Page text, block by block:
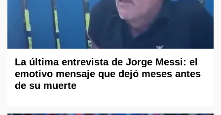
La última entrevista de Jorge Messi: el
emotivo mensaje que dejó meses antes
de su muerte